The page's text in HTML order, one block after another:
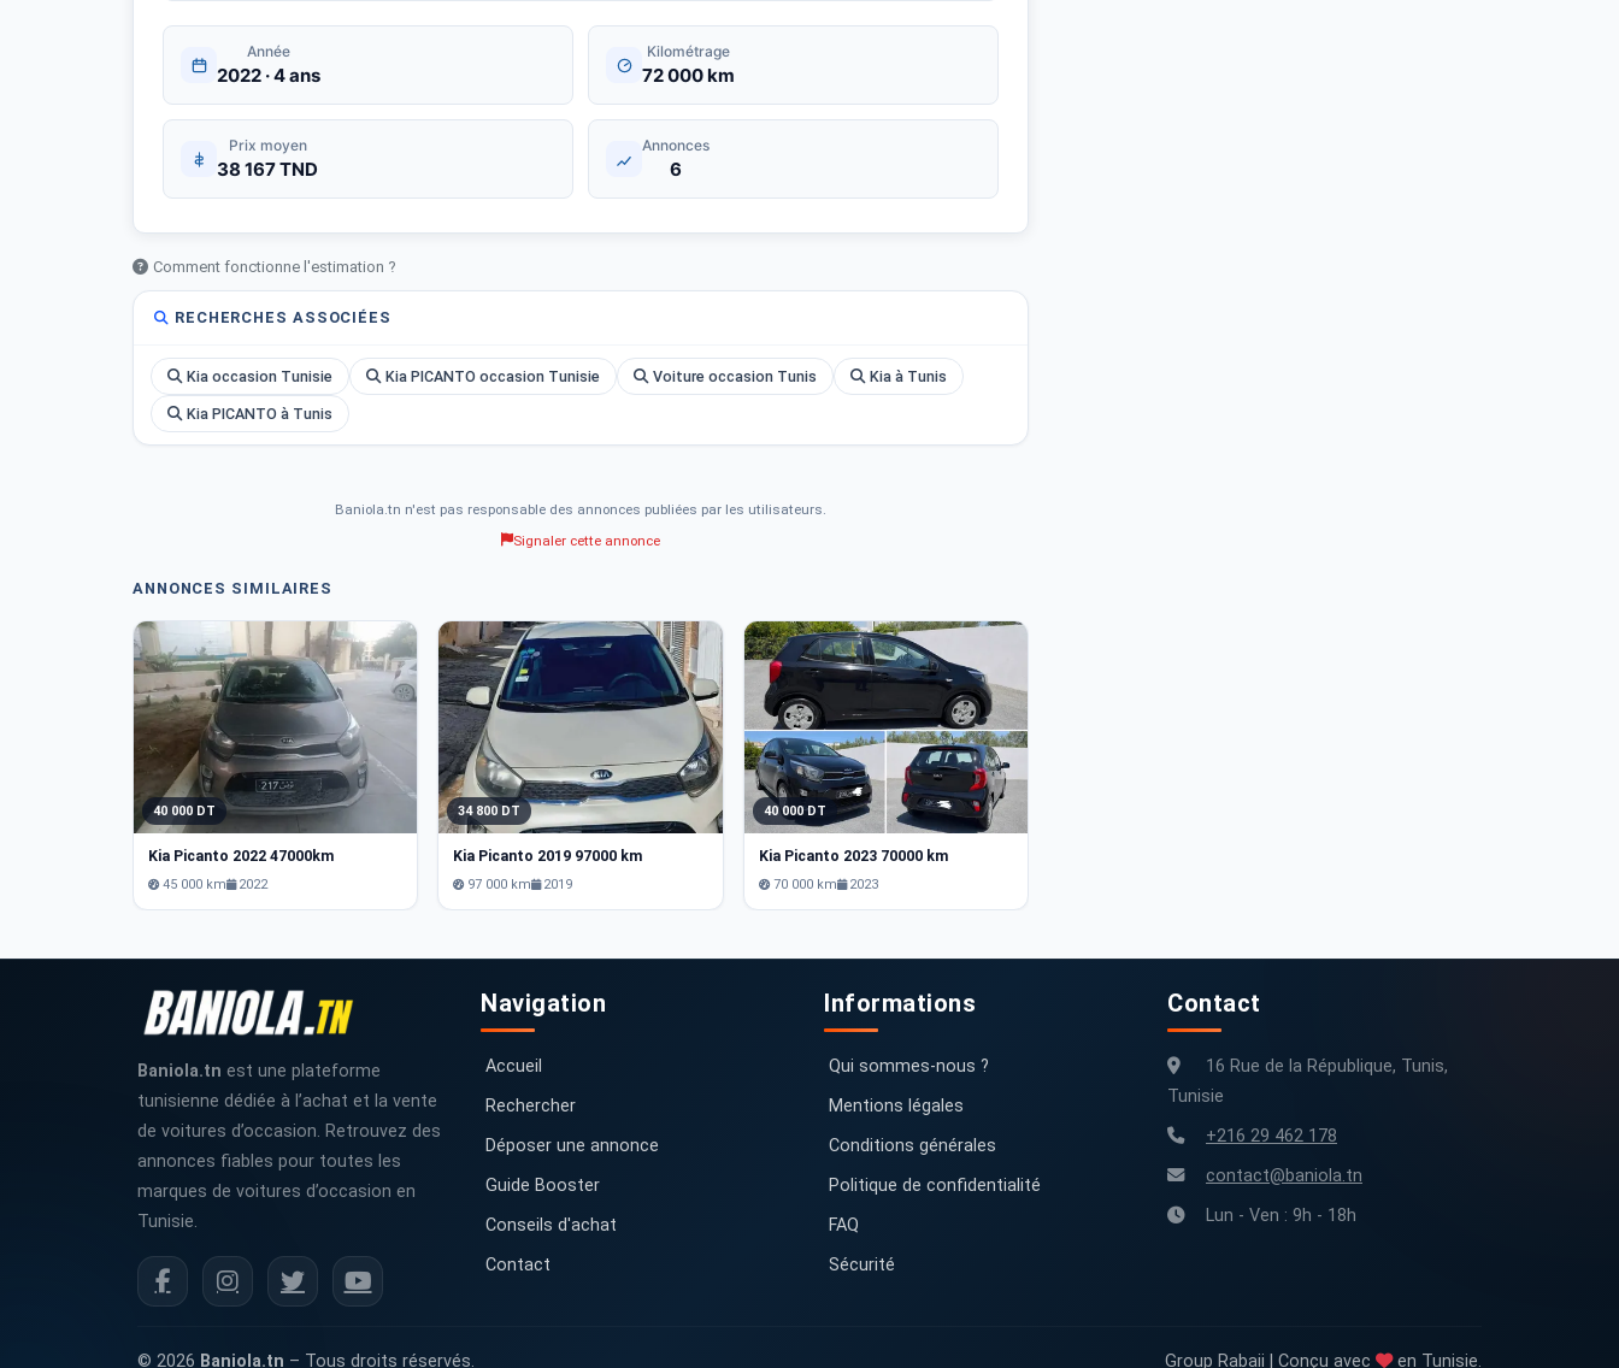
Année
2022 · 4 ans
Kilométrage
72 000 km
Prix moyen
38 167 TND
Annonces
6
Comment fonctionne l'estimation ?
RECHERCHES ASSOCIÉES
Kia occasion Tunisie Kia PICANTO occasion Tunisie Voiture occasion Tunis Kia à Tunis
Kia PICANTO à Tunis
Baniola.tn n'est pas responsable des annonces publiées par les utilisateurs.
Signaler cette annonce
ANNONCES SIMILAIRES
40 000 DT
Kia Picanto 2022 47000km
45 000 km 2022
34 800 DT
Kia Picanto 2019 97000 km
97 000 km 2019
40 000 DT
Kia Picanto 2023 70000 km
70 000 km 2023
Baniola.tn est une plateforme
tunisienne dédiée à l’achat et la vente
de voitures d’occasion. Retrouvez des
annonces fiables pour toutes les
marques de voitures d’occasion en
Tunisie.
Navigation
Accueil
Rechercher
Déposer une annonce
Guide Booster
Conseils d'achat
Contact
Informations
Qui sommes-nous ?
Mentions légales
Conditions générales
Politique de confidentialité
FAQ
Sécurité
Contact
16 Rue de la République, Tunis,
Tunisie
+216 29 462 178
contact@baniola.tn
Lun - Ven : 9h - 18h
© 2026 Baniola.tn – Tous droits réservés. Group Rabaii | Conçu avec en Tunisie.